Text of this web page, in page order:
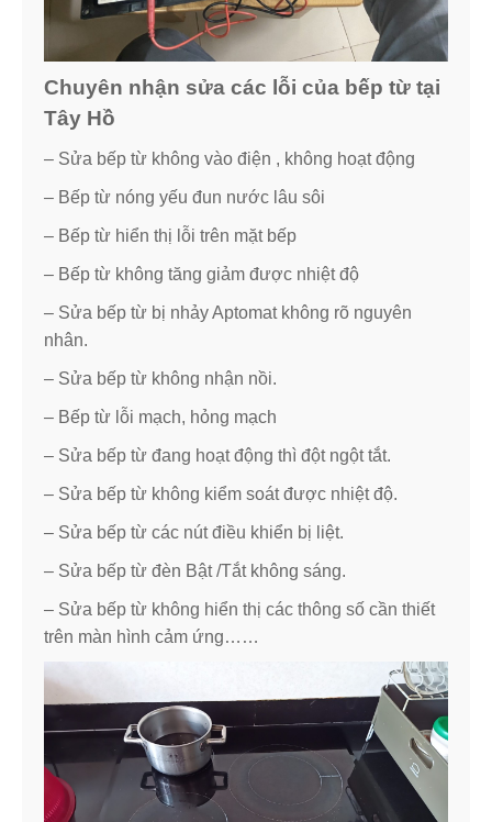
Chuyên nhận sửa các lỗi của bếp từ tại
Tây Hồ
– Sửa bếp từ không vào điện , không hoạt động
– Bếp từ nóng yếu đun nước lâu sôi
– Bếp từ hiển thị lỗi trên mặt bếp
– Bếp từ không tăng giảm được nhiệt độ
– Sửa bếp từ bị nhảy Aptomat không rõ nguyên
nhân.
– Sửa bếp từ không nhận nồi.
– Bếp từ lỗi mạch, hỏng mạch
– Sửa bếp từ đang hoạt động thì đột ngột tắt.
– Sửa bếp từ không kiểm soát được nhiệt độ.
– Sửa bếp từ các nút điều khiển bị liệt.
– Sửa bếp từ đèn Bật /Tắt không sáng.
– Sửa bếp từ không hiển thị các thông số cần thiết
trên màn hình cảm ứng……